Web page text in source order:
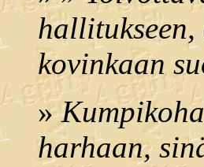
hallitukseen,
kovinkaan
»
harhaan,